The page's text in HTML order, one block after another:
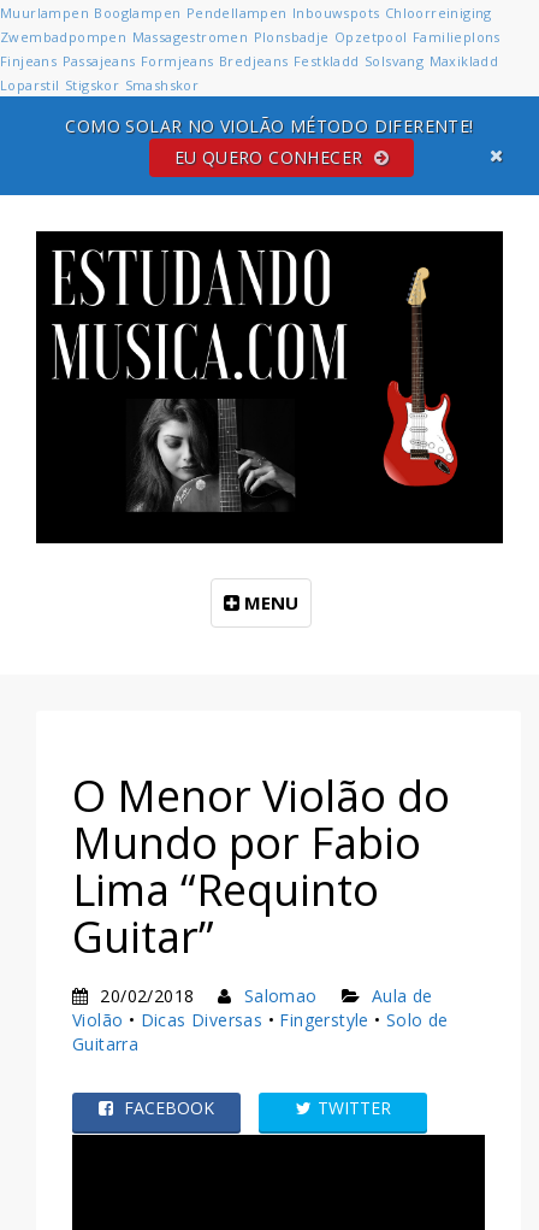
Muurlampen Booglampen Pendellampen Inbouwspots Chloorreiniging
Zwembadpompen Massagestromen Plonsbadje Opzetpool Familieplons
Finjeans Passajeans Formjeans Bredjeans Festkladd Solsvang Maxikladd
Loparstil Stigskor Smashskor
EU QUERO CONHECER
MENU
O Menor Violão do
Mundo por Fabio
Lima “Requinto
Guitar”
20/02/2018 Salomao
Aula de
Violão • Dicas Diversas • Fingerstyle • Solo de
Guitarra
FACEBOOK TWITTER